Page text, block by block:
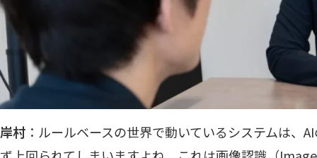
岸村 ：ルールベースの世界で動いているシステムは、